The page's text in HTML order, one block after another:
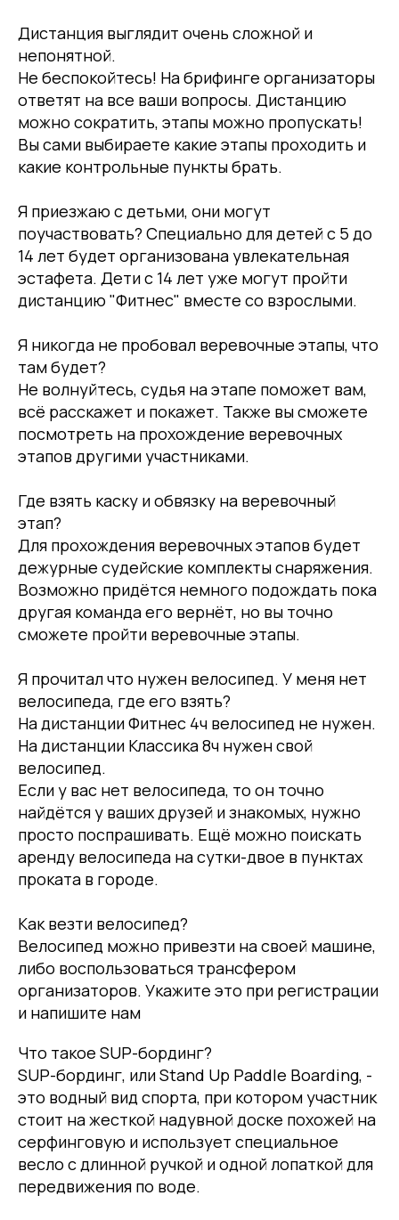
Дистанция выглядит очень сложной и
непонятной.
Не беспокойтесь! На брифинге организаторы
ответят на все ваши вопросы. Дистанцию
можно сократить, этапы можно пропускать!
Вы сами выбираете какие этапы проходить и
какие контрольные пункты брать.
Я приезжаю с детьми, они могут
поучаствовать? Специально для детей с 5 до
14 лет будет организована увлекательная
эстафета. Дети с 14 лет уже могут пройти
дистанцию "Фитнес" вместе со взрослыми.
Я никогда не пробовал веревочные этапы, что
там будет?
Не волнуйтесь, судья на этапе поможет вам,
всё расскажет и покажет. Также вы сможете
посмотреть на прохождение веревочных
этапов другими участниками.
Где взять каску и обвязку на веревочный
этап?
Для прохождения веревочных этапов будет
дежурные судейские комплекты снаряжения.
Возможно придётся немного подождать пока
другая команда его вернёт, но вы точно
сможете пройти веревочные этапы.
Я прочитал что нужен велосипед. У меня нет
велосипеда, где его взять?
На дистанции Фитнес 4ч велосипед не нужен.
На дистанции Классика 8ч нужен свой
велосипед.
Если у вас нет велосипеда, то он точно
найдётся у ваших друзей и знакомых, нужно
просто поспрашивать. Ещё можно поискать
аренду велосипеда на сутки-двое в пунктах
проката в городе.
Как везти велосипед?
Велосипед можно привезти на своей машине,
либо воспользоваться трансфером
организаторов. Укажите это при регистрации
и напишите нам
Что такое SUP-бординг?
SUP-бординг, или Stand Up Paddle Boarding, -
это водный вид спорта, при котором участник
стоит на жесткой надувной доске похожей на
серфинговую и использует специальное
весло с длинной ручкой и одной лопаткой для
передвижения по воде.